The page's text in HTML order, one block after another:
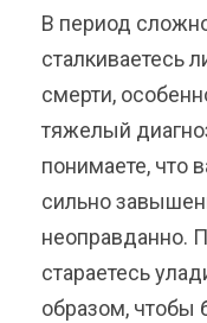
В период
сталкиваетесь
смерти,
тяжелый
понимаете, что
сильно
неоправданно.
стараетесь
образом, чтобы